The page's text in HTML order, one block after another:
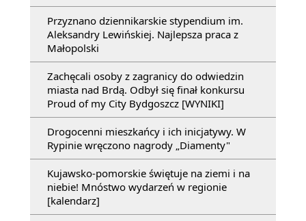
Przyznano dziennikarskie stypendium im.
Aleksandry Lewińskiej. Najlepsza praca z
Małopolski
Zachęcali osoby z zagranicy do odwiedzin
miasta nad Brdą. Odbył się finał konkursu
Proud of my City Bydgoszcz [WYNIKI]
Drogocenni mieszkańcy i ich inicjatywy. W
Rypinie wręczono nagrody „Diamenty"
Kujawsko-pomorskie świętuje na ziemi i na
niebie! Mnóstwo wydarzeń w regionie
[kalendarz]